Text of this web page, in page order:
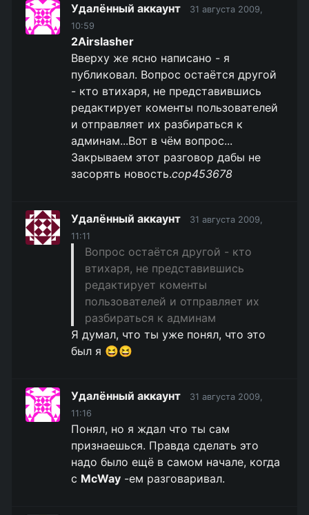
Удалённый аккаунт
31 августа 2009,
10:59
2Airslasher
Вверху же ясно написано - я
публиковал. Вопрос остаётся другой
- кто втихаря, не представившись
редактирует коменты пользователей
и отправляет их разбираться к
админам...Вот в чём вопрос...
Закрываем этот разговор дабы не
засорять новость.cop453678
Удалённый аккаунт
31 августа 2009,
11:11
Вопрос остаётся другой - кто
втихаря, не представившись
редактирует коменты
пользователей и отправляет их
разбираться к админам
Я думал, что ты уже понял, что это
был я 😆😆
Удалённый аккаунт
31 августа 2009,
11:16
Понял, но я ждал что ты сам
признаешься. Правда сделать это
надо было ещё в самом начале, когда
с McWay -ем разговаривал.